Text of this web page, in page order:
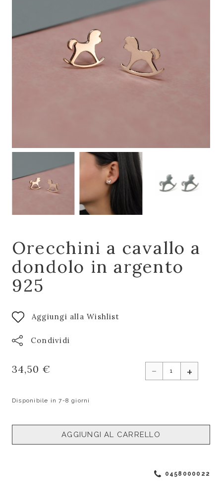
Orecchini a cavallo a
dondolo in argento
925
Aggiungi alla Wishlist
Condividi
34,50 € - +
Disponibile in 7-8 giorni
AGGIUNGI AL CARRELLO
0458000022